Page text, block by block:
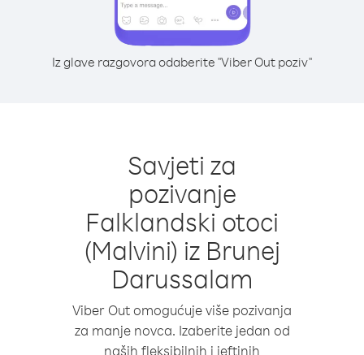
Iz glave razgovora odaberite "Viber Out poziv"
Savjeti za
pozivanje
Falklandski otoci
(Malvini) iz Brunej
Darussalam
Viber Out omogućuje više pozivanja
za manje novca. Izaberite jedan od
naših fleksibilnih i jeftinih